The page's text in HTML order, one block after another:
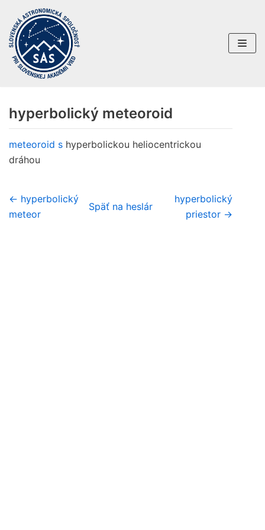
Preskočiť
na
obsah
hyperbolický meteoroid
meteoroid s hyperbolickou heliocentrickou
dráhou
← hyperbolický
meteor
Späť na heslár
hyperbolický
priestor →